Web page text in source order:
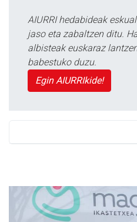
AIURRI hedabideak
jaso eta zabaltzen ditu.
albisteak euskaraz
babestuko duzu.
Egin AIURRIkide!